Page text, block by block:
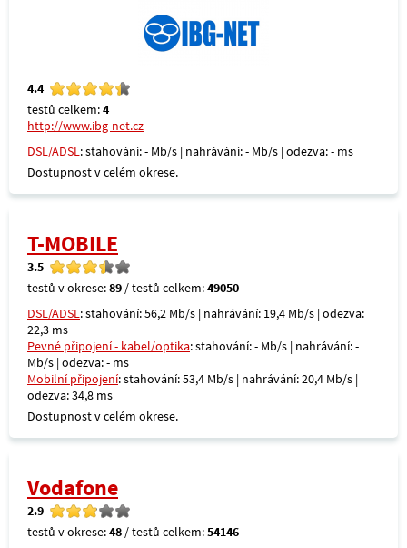
4.4
testů celkem:4
http://www.ibg-net.cz
DSL/ADSL: stahování: - Mb/s | nahrávání: - Mb/s | odezva: - ms
Dostupnost v celém okrese.
T-MOBILE
3.5
testů v okrese:89 / testů celkem:49050
DSL/ADSL: stahování: 56,2 Mb/s | nahrávání: 19,4 Mb/s | odezva:
22,3 ms
Pevné připojení - kabel/optika: stahování: - Mb/s | nahrávání: -
Mb/s | odezva: - ms
Mobilní připojení: stahování: 53,4 Mb/s | nahrávání: 20,4 Mb/s |
odezva: 34,8 ms
Dostupnost v celém okrese.
Vodafone
2.9
testů v okrese:48 / testů celkem:54146